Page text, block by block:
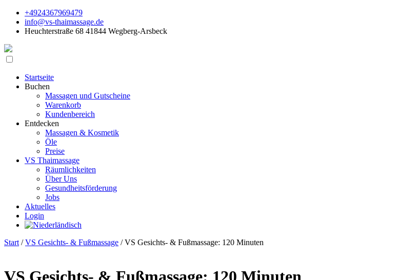
+4924367969479
info@vs-thaimassage.de
Heuchterstraße 68 41844 Wegberg-Arsbeck
Startseite
Buchen
Massagen und Gutscheine
Warenkorb
Kundenbereich
Entdecken
Massagen & Kosmetik
Öle
Preise
VS Thaimassage
Räumlichkeiten
Über Uns
Gesundheitsförderung
Jobs
Aktuelles
Login
Start /VS Gesichts- & Fußmassage / VS Gesichts- & Fußmassage: 120 Minuten